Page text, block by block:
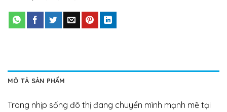
MÔ TẢ SẢN PHẨM
Trong nhịp sống đô thị đang chuyển mình mạnh mẽ tại